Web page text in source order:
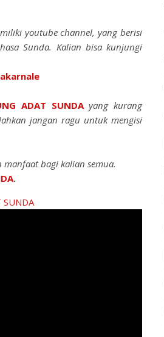
youtube channel, yang berisi
Sunda. Kalian bisa kunjungi
ADAT SUNDAyang kurang
jangan ragu untuk mengisi
bagi kalian semua.
.